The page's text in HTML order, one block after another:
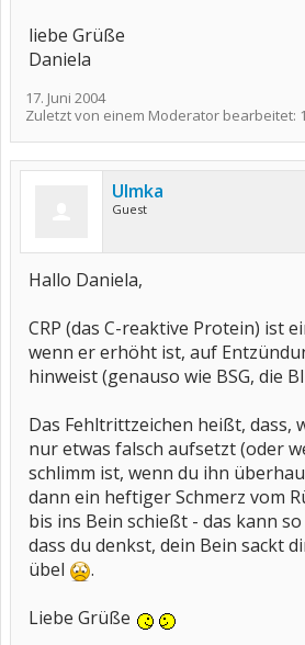
liebe Grüße
Daniela
17. Juni 2004
Zuletzt von einem Moderator bearbeitet:
Ulmka
Guest
Hallo Daniela,
CRP (das C-reaktive Protein) ist
wenn er erhöht ist, auf
hinweist (genauso wie BSG, die
Das Fehltrittzeichen heißt, dass,
nur etwas falsch aufsetzt (oder
schlimm ist, wenn du ihn
dann ein heftiger Schmerz vom
bis ins Bein schießt - das kann
dass du denkst, dein Bein sackt
übel
.
Liebe Grüße